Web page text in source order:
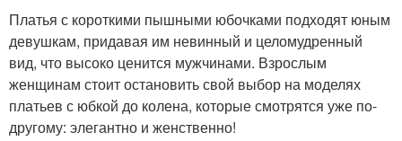
Платья с короткими пышными юбочками подходят юным
девушкам, придавая им невинный и целомудренный
вид, что высоко ценится мужчинами. Взрослым
женщинам стоит остановить свой выбор на моделях
платьев с юбкой до колена, которые смотрятся уже по-
другому: элегантно и женственно!